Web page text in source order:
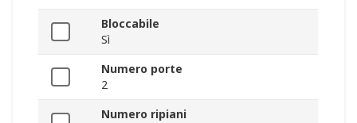
Bloccabile
Sì
Numero porte
2
Numero ripiani